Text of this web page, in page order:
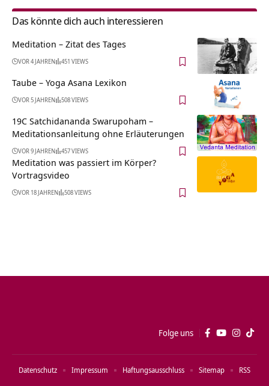
Das könnte dich auch interessieren
Meditation – Zitat des Tages
VOR 4 JAHREN 451 VIEWS
Taube – Yoga Asana Lexikon
VOR 5 JAHREN 508 VIEWS
19C Satchidananda Swarupoham –
Meditationsanleitung ohne Erläuterungen
VOR 9 JAHREN 457 VIEWS
Meditation was passiert im Körper?
Vortragsvideo
VOR 18 JAHREN 508 VIEWS
Folge uns
Datenschutz Impressum Haftungsausschluss Sitemap RSS